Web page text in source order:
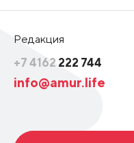
Редакция
+7 4162 222 744
info@amur.life